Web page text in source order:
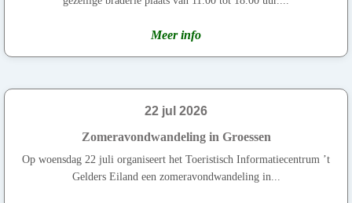
Meer info
22 jul 2026
Zomeravondwandeling in Groessen
Op woensdag 22 juli organiseert het Toeristisch Informatiecentrum ’t
Gelders Eiland een zomeravondwandeling in...